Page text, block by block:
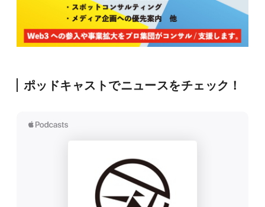
ポッドキャストでニュースをチェック！